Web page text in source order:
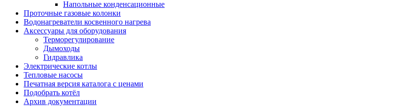
Напольные конденсационные
Проточные газовые колонки
Водонагреватели косвенного нагрева
Аксессуары для оборудования
Терморегулирование
Дымоходы
Гидравлика
Электрические котлы
Тепловые насосы
Печатная версия каталога с ценами
Подобрать котёл
Архив документации